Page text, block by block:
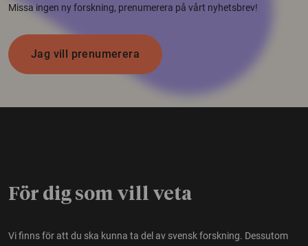
Missa ingen ny forskning, prenumerera på vårt nyhetsbrev!
Jag vill prenumerera
För dig som vill veta
Vi finns för att du ska kunna ta del av svensk forskning. Dessutom